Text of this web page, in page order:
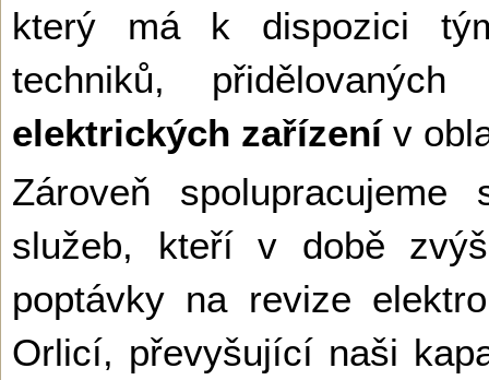
který má k dispozici
techniků,
elektrických zařízenív
Zároveň
služeb, kteří v době
poptávky na revize
Orlicí, převyšující naši